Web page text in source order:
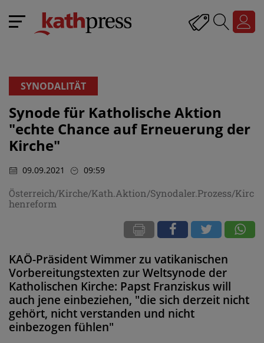
SYNODALITÄT
Synode für Katholische Aktion
"echte Chance auf Erneuerung der
Kirche"
09.09.2021 09:59
Österreich/Kirche/Kath.Aktion/Synodaler.Prozess/Kirc
henreform
KAÖ-Präsident Wimmer zu vatikanischen
Vorbereitungstexten zur Weltsynode der
Katholischen Kirche: Papst Franziskus will
auch jene einbeziehen, "die sich derzeit nicht
gehört, nicht verstanden und nicht
einbezogen fühlen"